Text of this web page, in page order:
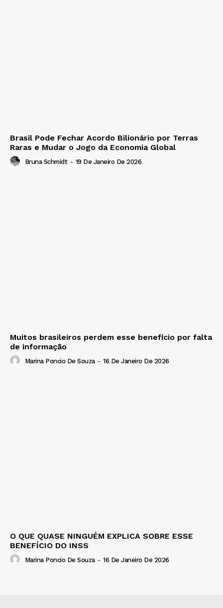
Brasil Pode Fechar Acordo Bilionário por Terras
Raras e Mudar o Jogo da Economia Global
Bruna Schmidt - 19 De Janeiro De 2026
Muitos brasileiros perdem esse benefício por falta
de informação
Marina Poncio De Souza - 16 De Janeiro De 2026
O QUE QUASE NINGUÉM EXPLICA SOBRE ESSE
BENEFÍCIO DO INSS
Marina Poncio De Souza - 16 De Janeiro De 2026